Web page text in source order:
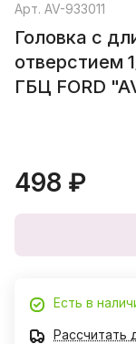
Арт. AV-933011
Головка с
отверстием
ГБЦ FORD
498 ₽
Есть в
Рассчитать